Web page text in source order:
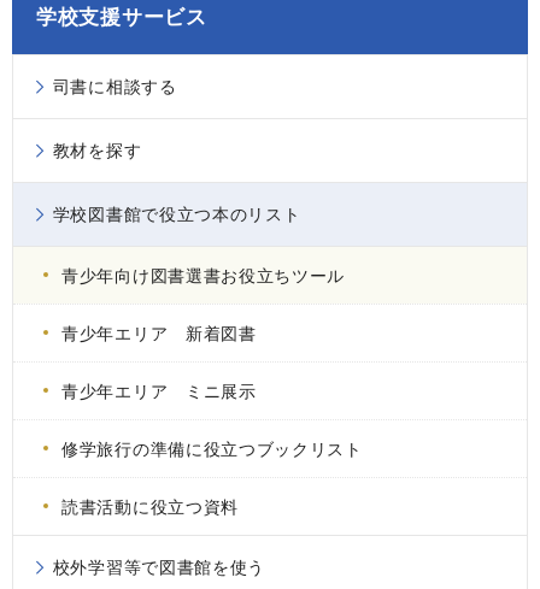
学校支援サービス
司書に相談する
教材を探す
学校図書館で役立つ本のリスト
青少年向け図書選書お役立ちツール
青少年エリア 新着図書
青少年エリア ミニ展示
修学旅行の準備に役立つブックリスト
読書活動に役立つ資料
校外学習等で図書館を使う